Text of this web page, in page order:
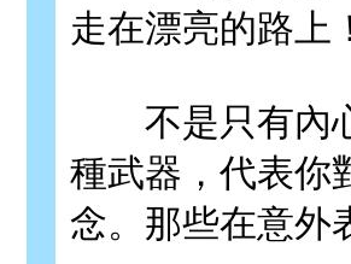
走在漂亮的路上
不是只有內心
種武器，代表你
念。那些在意外